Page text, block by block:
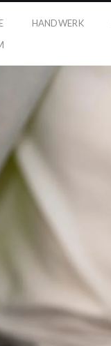
HANDWERK